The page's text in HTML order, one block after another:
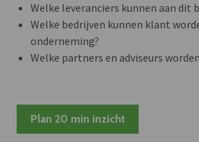
Welke leveranciers kunnen aan dit
Welke bedrijven kunnen klant
onderneming?
Welke partners en adviseurs
Plan 20 min inzicht